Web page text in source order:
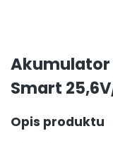
Akumulator
Smart
Opis produktu